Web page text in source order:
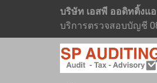
บริษัท เอสพี ออดิทติ้งแ
บริการตรวจสอบบัญชี